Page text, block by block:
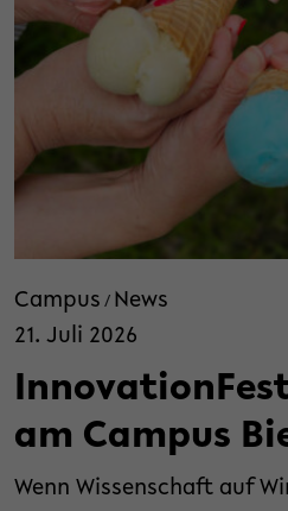
Campus / News
21. Juli 2026
am Campus
Wenn Wissenschaft auf